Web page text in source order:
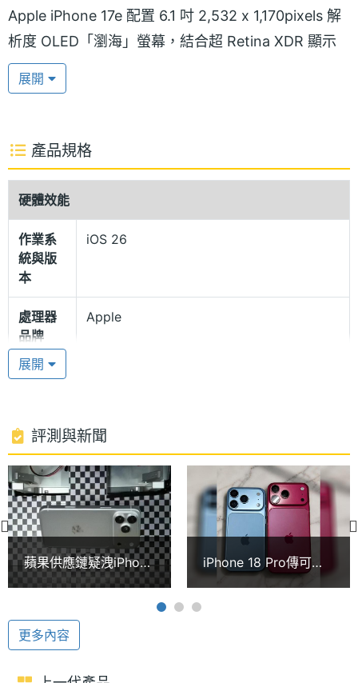
Apple iPhone 17e 配置 6.1 吋 2,532 x 1,170pixels 解
析度 OLED「瀏海」螢幕，結合超 Retina XDR 顯示
器，具備 1,200nits 螢幕峰值亮度。螢幕搭配抗反射鍍
膜，可減少光線反射，使螢幕閱讀起來更加清晰。機
現。
超瓷晶盾 2 面板
Apple iPhone 17e 正面覆蓋超瓷晶盾 2 面板，整體較
前一代提升 3 倍抗刮能力，搭配鋁金屬中框設計，重
量僅有 170g；擁有 IEC 60529 標準的 IP68 防塵防水
等級，可在最深達 6 公尺水中待最長 30 分鐘的時
間。機身側邊設有「動作按鈕」，可取代原有傳統靜
音切換鍵，依需求自訂快速開啟相機、語音備忘錄、
手電筒等。
A19 仿生晶片
Apple iPhone 17e 搭載 A19 仿生晶片，具備 16 核心
神經網路引擎，擁有 6 核心 CPU（2 個效能核心與 4
個節能核心）及 4 核心 GPU（配備神經網路加速
器），支援硬體加速光線追蹤技術。連線部分，升級
採用 Apple C1X 數據機系統，支援 Wi-Fi 6、藍牙
5.3、NFC 與雙 eSIM 設計。
Apple Intelligence
Apple iPhone 17e 支援 Apple Intelligence 生成式 AI
展開
產品規格
硬體效能
作業系
統與版
本
iOS 26
處理器
品牌
Apple
處理器
處理器
核心數
6
ROM儲
存空間
256 GB, 512 GB
顯示螢幕
主螢幕
6.1 inch
主螢幕
展開
評測與新聞
蘋果供應鏈疑洩iPhone
18 Pro測試影片！標準
iPhone 18 Pro傳可能
9/8發表！iPhone 18記
更多內容